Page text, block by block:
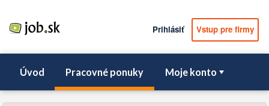
Prihlásiť Vstup pre firmy
Úvod Pracovné ponuky Moje konto